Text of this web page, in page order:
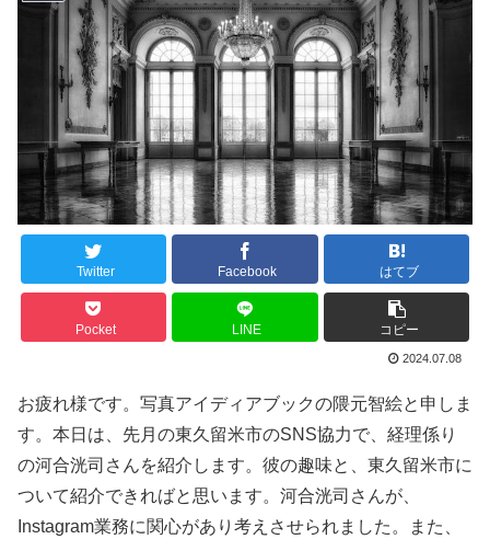
Twitter Facebook はてブ
Pocket LINE コピー
2024.07.08
お疲れ様です。写真アイディアブックの隈元智絵と申しま
す。本日は、先月の東久留米市のSNS協力で、経理係り
の河合洸司さんを紹介します。彼の趣味と、東久留米市に
ついて紹介できればと思います。河合洸司さんが、
Instagram業務に関心があり考えさせられました。また、